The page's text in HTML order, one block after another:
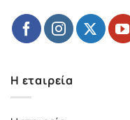
Η εταιρεία